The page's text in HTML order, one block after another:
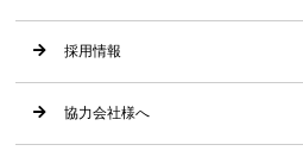
採用情報
協力会社様へ